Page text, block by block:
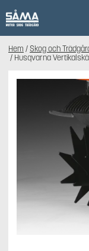
Hem / Skog och
/ Husqvarna